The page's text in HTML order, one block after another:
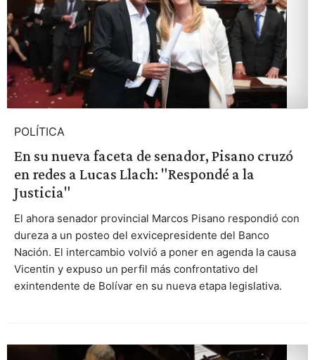
POLÍTICA
En su nueva faceta de senador, Pisano cruzó
en redes a Lucas Llach: "Respondé a la
Justicia"
El ahora senador provincial Marcos Pisano respondió con
dureza a un posteo del exvicepresidente del Banco
Nación. El intercambio volvió a poner en agenda la causa
Vicentin y expuso un perfil más confrontativo del
exintendente de Bolívar en su nueva etapa legislativa.